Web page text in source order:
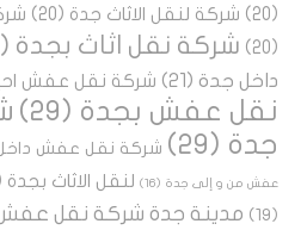
(20)
شركة لنقل الاثاث جدة (20)
(20)
شركة نقل اثاث بجدة (26)
داخل جدة (21) شركة نقل عفش
نقل عفش بجدة (29)
جدة (29) شركة نقل عفش
عفش من و إلى جدة (16) لنقل الاثاث بجدة
(19)
مدينة جدة شركة نقل